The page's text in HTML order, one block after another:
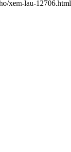
xem-lau-12706.html